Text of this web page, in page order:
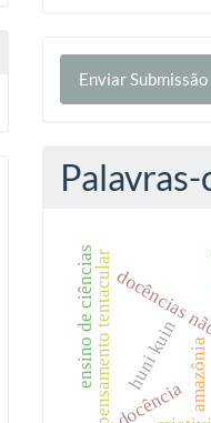
Enviar
Submissão
Enviar Submissão
amazônia
docências
pensamento tentacular docência
ensino de ciências huni kuin